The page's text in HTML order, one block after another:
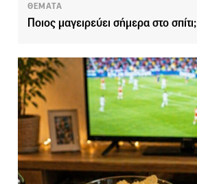
ΘΕΜΑΤΑ
Ποιος μαγειρεύει σήμερα στο σπίτι;